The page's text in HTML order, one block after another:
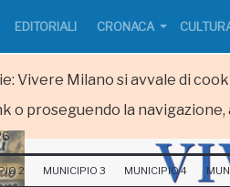
Vivere Milano si avvale di
o proseguendo la
EDITORIALI CRONACA
2 MUNICIPIO 3 MUNICIPIO 4